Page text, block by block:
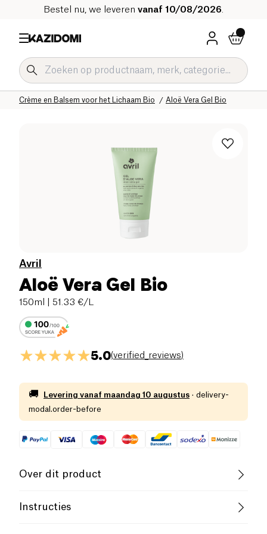
Bestel nu, we leveren vanaf 10/08/2026
Aloë Vera Gel Bio
Crème en Balsem voor het Lichaam Bio
Lichaamsverzorging Bio
Hygiëne & Schoonheid
Home
Avril
Aloë Vera Gel Bio
150ml | 51.33 €/L
5.0(verified_reviews)
🚚 Levering vanaf maandag 10 augustus · delivery-
modal.order-before
Over dit product
Vegan
Instructies